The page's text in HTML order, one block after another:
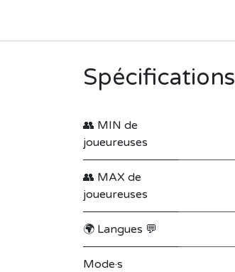
Spécifications
👥 MIN de
joueureuses
👥 MAX de
joueureuses
🌍 Langues 💬
Mode·s